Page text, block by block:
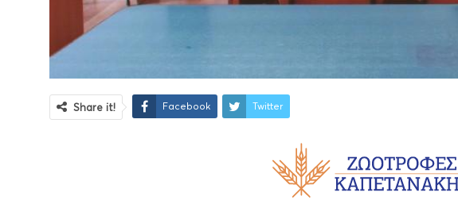
Share it! Facebook Twitter